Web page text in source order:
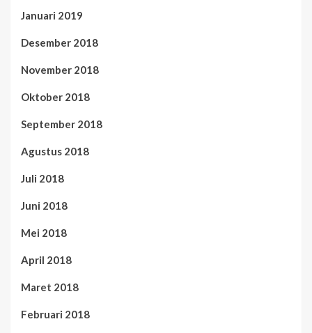
Januari 2019
Desember 2018
November 2018
Oktober 2018
September 2018
Agustus 2018
Juli 2018
Juni 2018
Mei 2018
April 2018
Maret 2018
Februari 2018